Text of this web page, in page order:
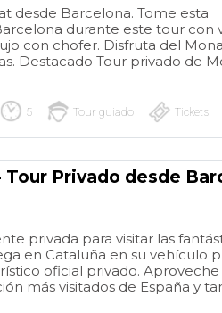
desde Barcelona. Tome esta
durante este tour con
con chofer. Disfruta del
Destacado Tour privado de
5 Tour guiado Tickets
Privado desde
privada para visitar las
en Cataluña en su vehículo
oficial privado. Aproveche
más visitados de España y